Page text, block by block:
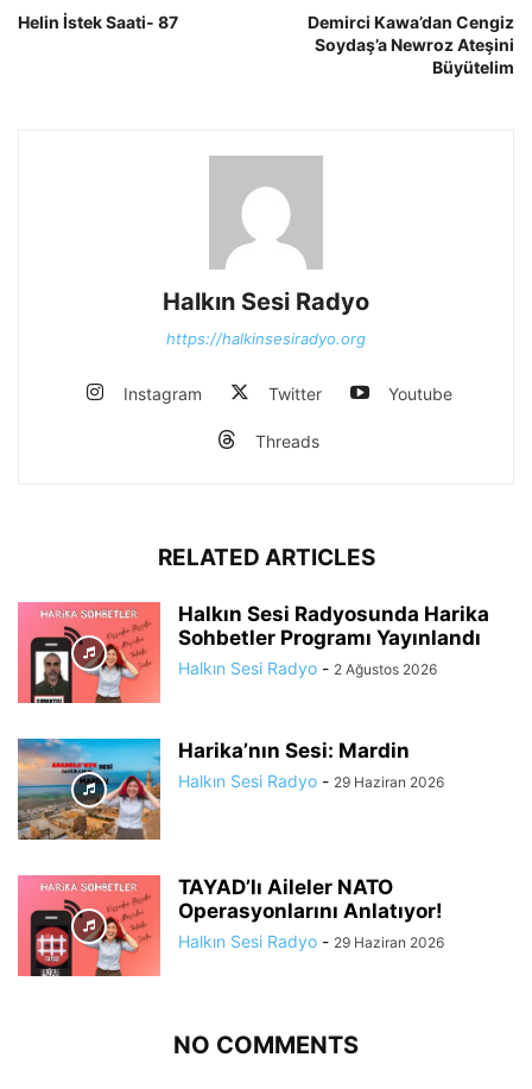
Helin İstek Saati- 87
Demirci Kawa’dan Cengiz
Soydaş’a Newroz Ateşini
Büyütelim
Halkın Sesi Radyo
https://halkinsesiradyo.org
Instagram Twitter Youtube
Threads
RELATED ARTICLES
Halkın Sesi Radyosunda Harika
Sohbetler Programı Yayınlandı
Halkın Sesi Radyo - 2 Ağustos 2026
Harika’nın Sesi: Mardin
Halkın Sesi Radyo - 29 Haziran 2026
TAYAD’lı Aileler NATO
Operasyonlarını Anlatıyor!
Halkın Sesi Radyo - 29 Haziran 2026
NO COMMENTS